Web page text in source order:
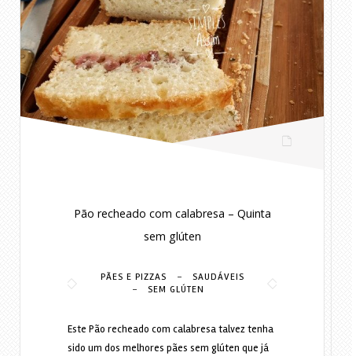
Pão recheado com calabresa – Quinta
sem glúten
PÃES E PIZZAS - SAUDÁVEIS
- SEM GLÚTEN
Este Pão recheado com calabresa talvez tenha
sido um dos melhores pães sem glúten que já